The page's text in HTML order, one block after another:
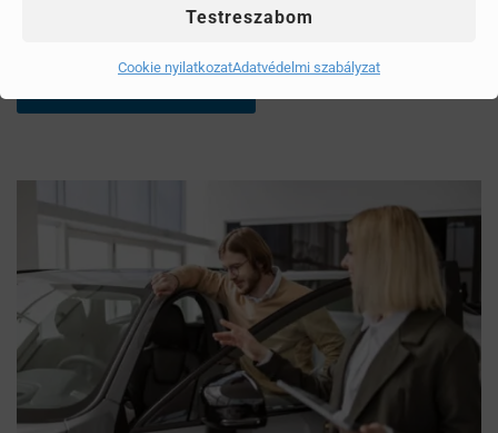
Testreszabom
Cookie nyilatkozatAdatvédelmi szabályzat